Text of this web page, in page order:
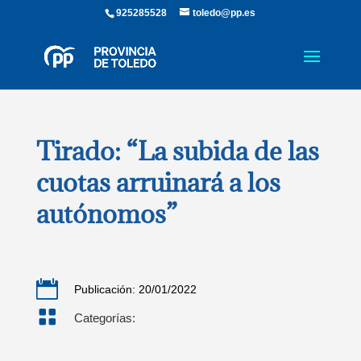
925285528 toledo@pp.es
Tirado: “La subida de las
cuotas arruinará a los
autónomos”
 Publicación: 20/01/2022
 Categorías: